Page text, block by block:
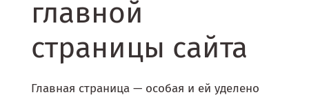
главной
страницы сайта
Главная страница — особая и ей уделено